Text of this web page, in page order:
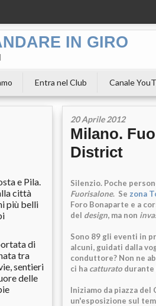
IN GIRO
Entra nel Club Canale
e Pila.
città
più belli
di
tra
sentieri
delle
20 Aprile 2012
Milano.
District
Silenzio. Poche
Fuorisalone. Se zona
Foro Bonaparte e a
del design, ma non
Sono 89 gli eventi in
alcuni, guidati dalla
conduttore? Non ne
ci ha catturato durante
Iniziamo da piazza del
un'esposizione sul